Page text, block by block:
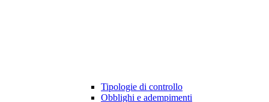
Tipologie di controllo
Obblighi e adempimenti